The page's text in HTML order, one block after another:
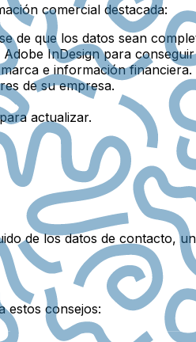
comercial destacada:
de que los datos sean
InDesign para
e información financiera.
de su empresa.
actualizar.
de los datos de contacto,
estos consejos: